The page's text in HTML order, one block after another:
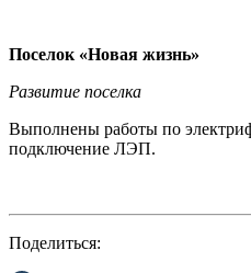
Поселок «Новая жизнь»
Развитие поселка
Выполнены работы по
подключение ЛЭП.
Поделиться: